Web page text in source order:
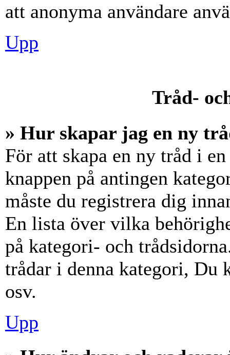
att anonyma användare
Upp
Tråd-
» Hur skapar jag en ny
För att skapa en ny tråd i
knappen på antingen
måste du registrera dig
En lista över vilka
på kategori- och
trådar i denna kategori, Du
osv.
Upp